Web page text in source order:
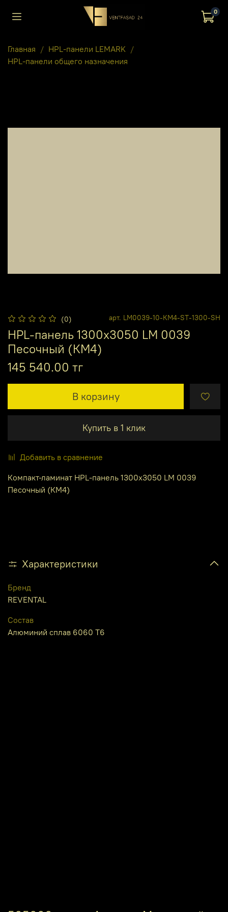
0
Главная
HPL-панели LEMARK
HPL-панели общего назначения
(0) арт. LM0039-10-КМ4-ST-1300-SH
HPL-панель 1300х3050 LM 0039
Песочный (КМ4)
145 540.00 тг
В корзину
Купить в 1 клик
Добавить в сравнение
Компакт-ламинат HPL-панель 1300х3050 LM 0039
Песочный (КМ4)
Характеристики
Бренд
REVENTAL
Состав
Алюминий сплав 6060 Т6